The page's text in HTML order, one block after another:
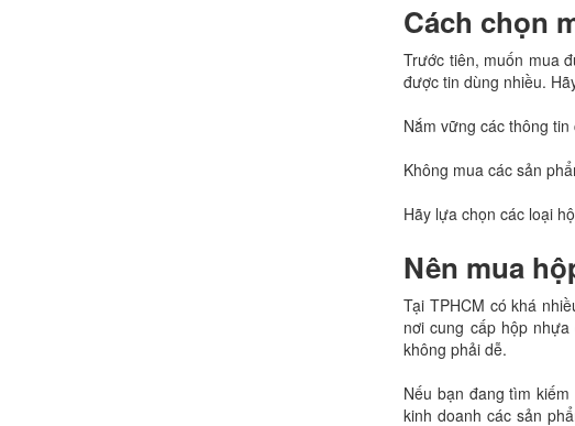
Cách chọn
Trước tiên, muốn mua
được tin dùng nhiều.
Nắm vững các thông
Không mua các sản
Hãy lựa chọn các loại
Nên mua
Tại TPHCM có khá
nơi cung cấp hộp
không phải dễ.
Nếu bạn đang tìm
kinh doanh các sản